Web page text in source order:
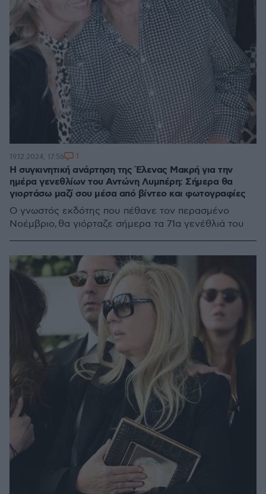
Η συγκινητική ανάρτηση της Έλενας Μακρή για την
ημέρα γενεθλίων του Αντώνη Λυμπέρη: Σήμερα θα
γιορτάσω μαζί σου μέσα από βίντεο και φωτογραφίες
Ο γνωστός εκδότης που πέθανε τον περασμένο
Νοέμβριο, θα γιόρταζε σήμερα τα 71α γενέθλιά του
19.12.2024, 17:56 1